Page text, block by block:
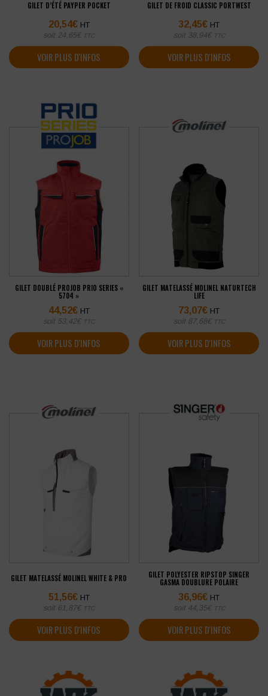
GILET D’ÉTÉ PAYPER POCKET
20,54€ HT
soit 24,65€ TTC
VOIR PLUS D'INFOS
GILET DE FROID CLASSIC PORTWEST
32,45€ HT
soit 38,94€ TTC
VOIR PLUS D'INFOS
GILET DOUBLÉ PROJOB PRIO SERIES «
5704 »
44,52€ HT
soit 53,42€ TTC
VOIR PLUS D'INFOS
GILET MATELASSÉ MOLINEL NATURTECH
LIFE
73,07€ HT
soit 87,68€ TTC
VOIR PLUS D'INFOS
GILET MATELASSÉ MOLINEL WHITE & PRO
51,56€ HT
soit 61,87€ TTC
VOIR PLUS D'INFOS
GILET POLYESTER RIPSTOP SINGER
GASMA DOUBLURE POLAIRE
36,96€ HT
soit 44,35€ TTC
VOIR PLUS D'INFOS